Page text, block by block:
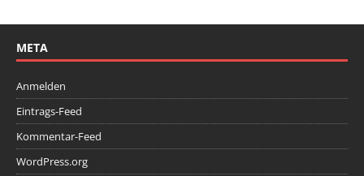
META
Anmelden
Eintrags-Feed
Kommentar-Feed
WordPress.org